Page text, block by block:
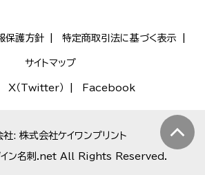
保護方針 特定商取引法に基づく表示
サイトマップ
X（Twitter） Facebook
社: 株式会社ケイワンプリント
ン名刺.net All Rights Reserved.